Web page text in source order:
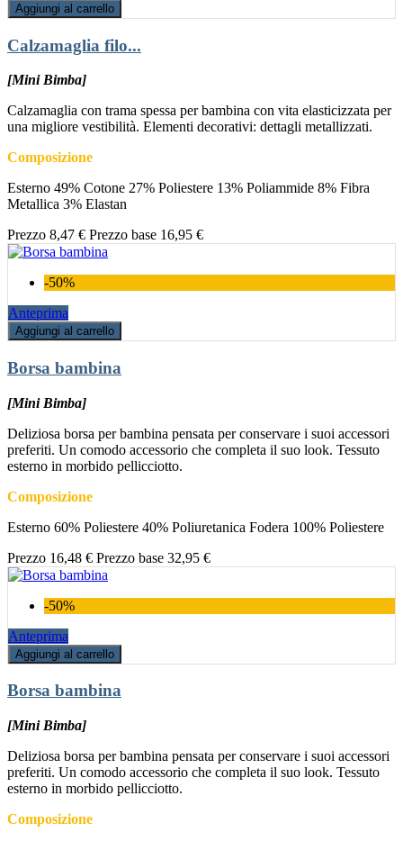
Aggiungi al carrello
Calzamaglia filo...
[Mini Bimba]
Calzamaglia con trama spessa per bambina con vita elasticizzata per
una migliore vestibilità. Elementi decorativi: dettagli metallizzati.
Composizione
Esterno 49% Cotone 27% Poliestere 13% Poliammide 8% Fibra
Metallica 3% Elastan
Prezzo 8,47 € Prezzo base 16,95 €
-50%
Anteprima
Aggiungi al carrello
Borsa bambina
[Mini Bimba]
Deliziosa borsa per bambina pensata per conservare i suoi accessori
preferiti. Un comodo accessorio che completa il suo look. Tessuto
esterno in morbido pellicciotto.
Composizione
Esterno 60% Poliestere 40% Poliuretanica Fodera 100% Poliestere
Prezzo 16,48 € Prezzo base 32,95 €
-50%
Anteprima
Aggiungi al carrello
Borsa bambina
[Mini Bimba]
Deliziosa borsa per bambina pensata per conservare i suoi accessori
preferiti. Un comodo accessorio che completa il suo look. Tessuto
esterno in morbido pellicciotto.
Composizione